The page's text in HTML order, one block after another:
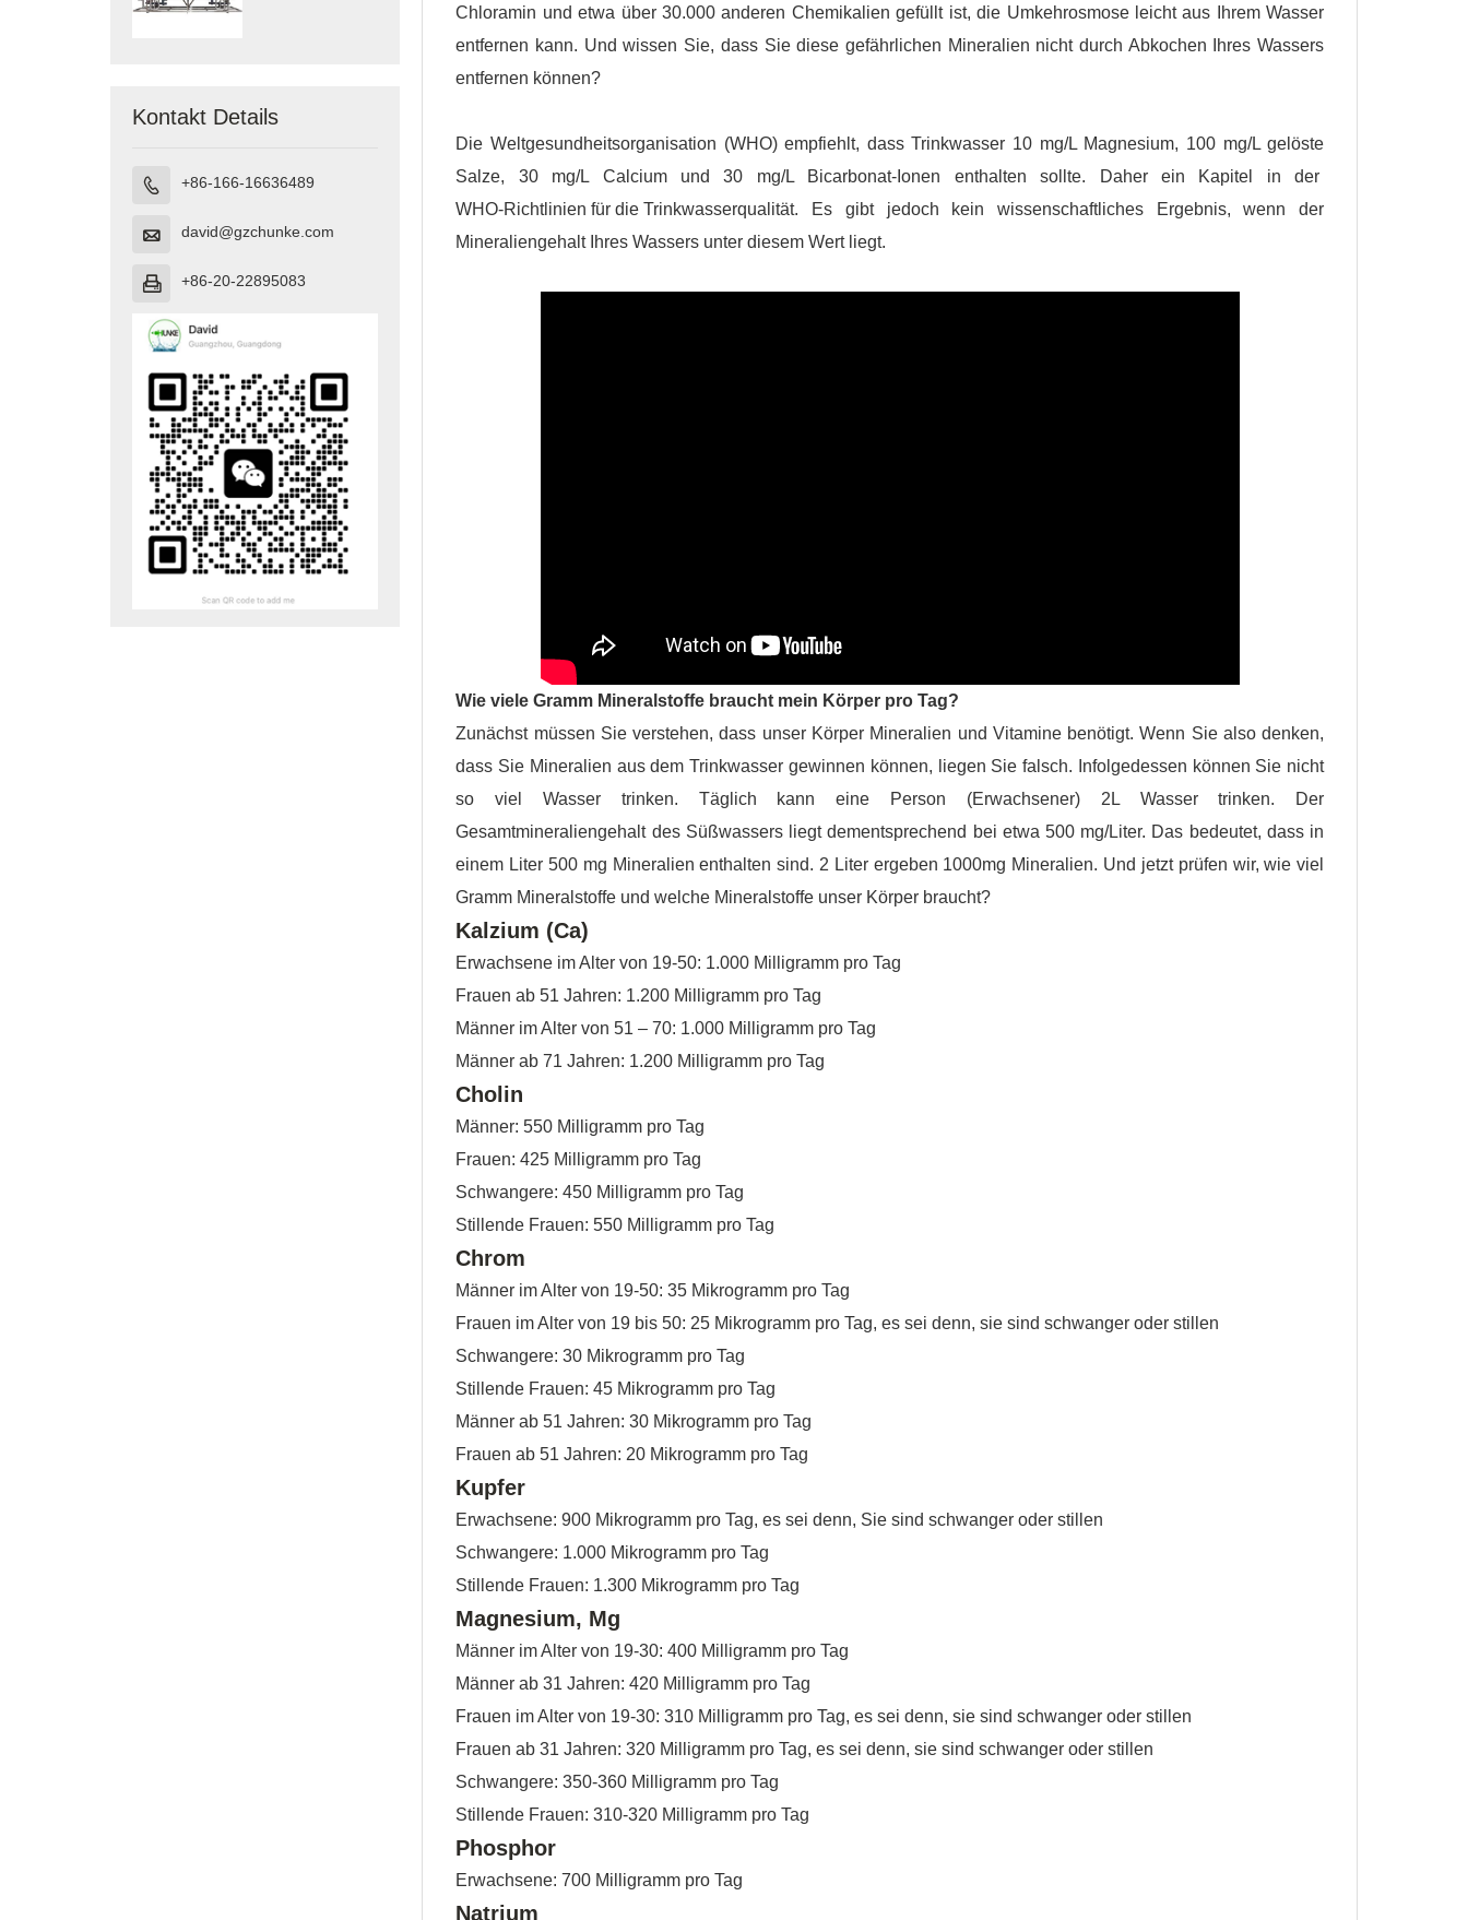
Kontakt Details
 +86-166-16636489
 david@gzchunke.com
 +86-20-22895083
Chloramin und etwa über 30.000 anderen Chemikalien gefüllt ist, die Umkehrosmose leicht aus Ihrem Wasser
entfernen kann. Und wissen Sie, dass Sie diese gefährlichen Mineralien nicht durch Abkochen Ihres Wassers
entfernen können?
Die Weltgesundheitsorganisation (WHO) empfiehlt, dass Trinkwasser 10 mg/L Magnesium, 100 mg/L gelöste
Salze, 30 mg/L Calcium und 30 mg/L Bicarbonat-Ionen enthalten sollte. Daher ein Kapitel in der
WHO-Richtlinien für die Trinkwasserqualität. Es gibt jedoch kein wissenschaftliches Ergebnis, wenn der
Mineraliengehalt Ihres Wassers unter diesem Wert liegt.
Wie viele Gramm Mineralstoffe braucht mein Körper pro Tag?
Zunächst müssen Sie verstehen, dass unser Körper Mineralien und Vitamine benötigt. Wenn Sie also denken,
dass Sie Mineralien aus dem Trinkwasser gewinnen können, liegen Sie falsch. Infolgedessen können Sie nicht
so viel Wasser trinken. Täglich kann eine Person (Erwachsener) 2L Wasser trinken. Der
Gesamtmineraliengehalt des Süßwassers liegt dementsprechend bei etwa 500 mg/Liter. Das bedeutet, dass in
einem Liter 500 mg Mineralien enthalten sind. 2 Liter ergeben 1000mg Mineralien. Und jetzt prüfen wir, wie viel
Gramm Mineralstoffe und welche Mineralstoffe unser Körper braucht?
Kalzium (Ca)
Erwachsene im Alter von 19-50: 1.000 Milligramm pro Tag
Frauen ab 51 Jahren: 1.200 Milligramm pro Tag
Männer im Alter von 51 – 70: 1.000 Milligramm pro Tag
Männer ab 71 Jahren: 1.200 Milligramm pro Tag
Cholin
Männer: 550 Milligramm pro Tag
Frauen: 425 Milligramm pro Tag
Schwangere: 450 Milligramm pro Tag
Stillende Frauen: 550 Milligramm pro Tag
Chrom
Männer im Alter von 19-50: 35 Mikrogramm pro Tag
Frauen im Alter von 19 bis 50: 25 Mikrogramm pro Tag, es sei denn, sie sind schwanger oder stillen
Schwangere: 30 Mikrogramm pro Tag
Stillende Frauen: 45 Mikrogramm pro Tag
Männer ab 51 Jahren: 30 Mikrogramm pro Tag
Frauen ab 51 Jahren: 20 Mikrogramm pro Tag
Kupfer
Erwachsene: 900 Mikrogramm pro Tag, es sei denn, Sie sind schwanger oder stillen
Schwangere: 1.000 Mikrogramm pro Tag
Stillende Frauen: 1.300 Mikrogramm pro Tag
Magnesium, Mg
Männer im Alter von 19-30: 400 Milligramm pro Tag
Männer ab 31 Jahren: 420 Milligramm pro Tag
Frauen im Alter von 19-30: 310 Milligramm pro Tag, es sei denn, sie sind schwanger oder stillen
Frauen ab 31 Jahren: 320 Milligramm pro Tag, es sei denn, sie sind schwanger oder stillen
Schwangere: 350-360 Milligramm pro Tag
Stillende Frauen: 310-320 Milligramm pro Tag
Phosphor
Erwachsene: 700 Milligramm pro Tag
Natrium